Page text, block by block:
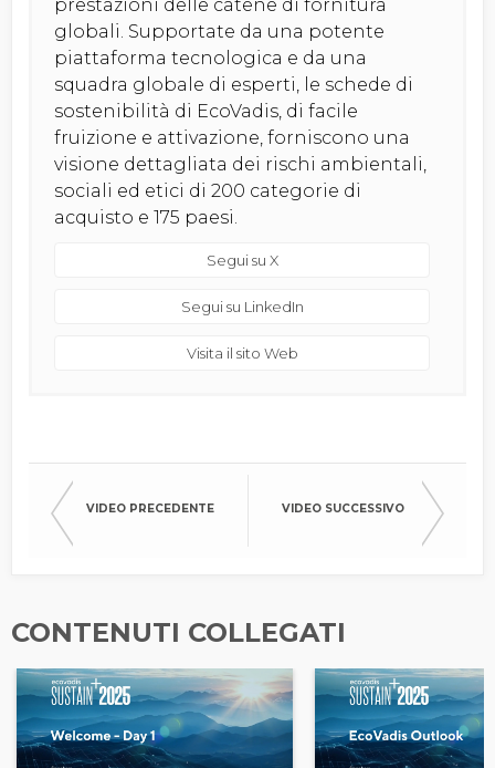
prestazioni delle catene di fornitura
globali. Supportate da una potente
piattaforma tecnologica e da una
squadra globale di esperti, le schede di
sostenibilità di EcoVadis, di facile
fruizione e attivazione, forniscono una
visione dettagliata dei rischi ambientali,
sociali ed etici di 200 categorie di
acquisto e 175 paesi.
Segui su X
Segui su LinkedIn
Visita il sito Web
VIDEO PRECEDENTE VIDEO SUCCESSIVO
CONTENUTI COLLEGATI